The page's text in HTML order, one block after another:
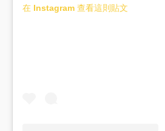
在 Instagram 查看這則貼文